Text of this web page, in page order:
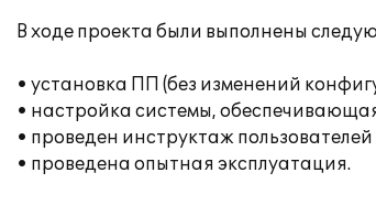
В ходе проекта были выполнены
• установка ПП (без изменений
• настройка системы,
• проведен инструктаж
• проведена опытная эксплуатация.